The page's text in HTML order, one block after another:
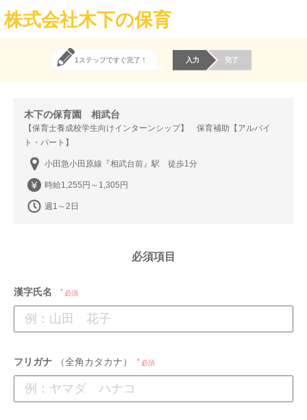
株式会社木下の保育
1ステップですぐ完了！ 入力 完了
木下の保育園 相武台
【保育士養成校学生向けインターンシップ】 保育補助【アルバイ
ト・パート】
小田急小田原線『相武台前』駅 徒歩1分
時給1,255円～1,305円
週1～2日
必須項目
漢字氏名 必須
フリガナ （全角カタカナ） 必須